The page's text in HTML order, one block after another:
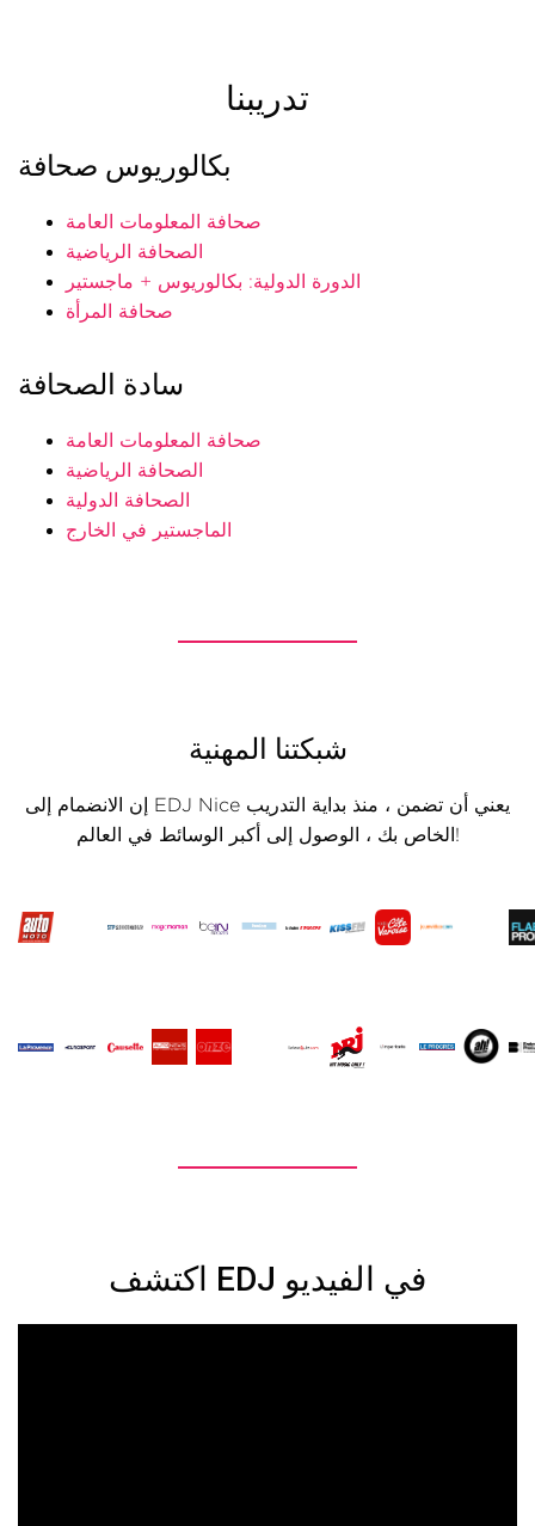
تدريبنا
بكالوريوس صحافة
صحافة المعلومات العامة
الصحافة الرياضية
الدورة الدولية: بكالوريوس + ماجستير
صحافة المرأة
سادة الصحافة
صحافة المعلومات العامة
الصحافة الرياضية
الصحافة الدولية
الماجستير في الخارج
شبكتنا المهنية
إن الانضمام إلى EDJ Nice يعني أن تضمن ، منذ بداية التدريب
الخاص بك ، الوصول إلى أكبر الوسائط في العالم!
اكتشف EDJ في الفيديو